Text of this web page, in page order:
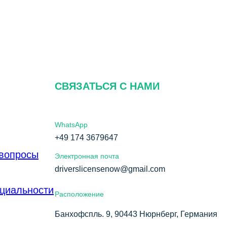
СВЯЗАТЬСЯ С НАМИ
WhatsApp
+49 174 3679647
Электронная почта
driverslicensenow@gmail.com
Расположение
Банхофспль. 9, 90443 Нюрнберг, Германия